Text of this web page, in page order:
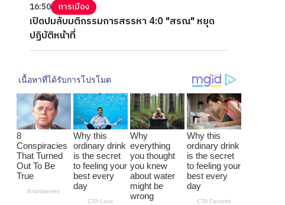
16:50 การเมือง
เปิดปมลับมติกรรมการสรรหา 4:0 "สรณ" หยุด
ปฏิบัติหน้าที่